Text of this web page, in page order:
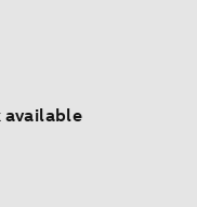
available